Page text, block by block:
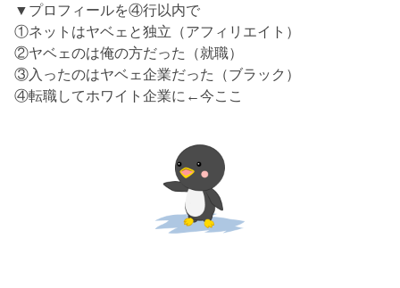
▼プロフィールを④行以内で
①ネットはヤベェと独立（アフィリエイト）
②ヤベェのは俺の方だった（就職）
③入ったのはヤベェ企業だった（ブラック）
④転職してホワイト企業に←今ここ